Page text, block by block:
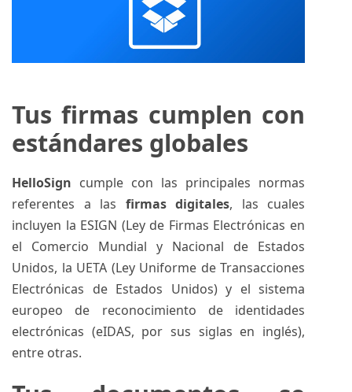
Tus firmas cumplen con
estándares globales
HelloSign cumple con las principales normas
referentes a las firmas digitales, las cuales
incluyen la ESIGN (Ley de Firmas Electrónicas en
el Comercio Mundial y Nacional de Estados
Unidos, la UETA (Ley Uniforme de Transacciones
Electrónicas de Estados Unidos) y el sistema
europeo de reconocimiento de identidades
electrónicas (eIDAS, por sus siglas en inglés),
entre otras.